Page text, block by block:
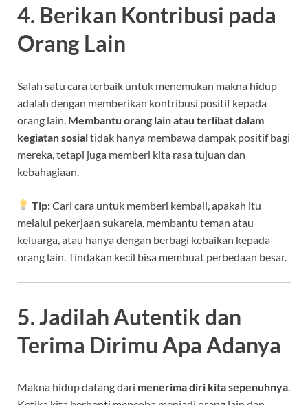
4. Berikan Kontribusi pada
Orang Lain
Salah satu cara terbaik untuk menemukan makna hidup
adalah dengan memberikan kontribusi positif kepada
orang lain. Membantu orang lain atau terlibat dalam
kegiatan sosialtidak hanya membawa dampak positif bagi
mereka, tetapi juga memberi kita rasa tujuan dan
kebahagiaan.
Tip:Cari cara untuk memberi kembali, apakah itu
melalui pekerjaan sukarela, membantu teman atau
keluarga, atau hanya dengan berbagi kebaikan kepada
orang lain. Tindakan kecil bisa membuat perbedaan besar.
5. Jadilah Autentik dan
Terima Dirimu Apa Adanya
Makna hidup datang dari menerima diri kita sepenuhnya.